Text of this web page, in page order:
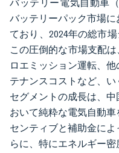
バッテリー電気自動車
バッテリーパック市場
ており、2024年の総市
この圧倒的な市場支配
ロエミッション運転、
テナンスコストなど、い
セグメントの成長は、
おいて純粋な電気自動
センティブと補助金に
らに、特にエネルギー